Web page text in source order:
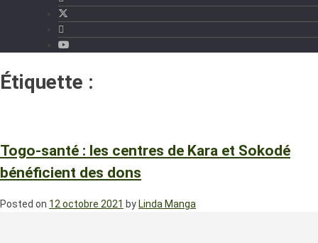
Étiquette :
Togo-santé : les centres de Kara et Sokodé
bénéficient des dons
Posted on 12 octobre 2021 by Linda Manga